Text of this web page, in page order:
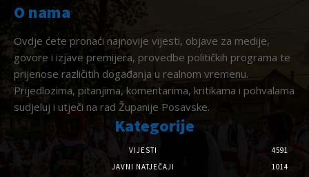
O nama
Ovdje ćete pronaći najnovije vijesti, objave za medije,
govore i izjave premijera, provedbe političkih programa te
prijenose različitih događanja u realnom vremenu.
Prijedlozima, pitanjima, komentarima, kritikama i pohvalama
sudjeluj i utječi na rad Županije Posavske.
Kategorije
VIJESTI
4591
JAVNI NATJEČAJI
1014